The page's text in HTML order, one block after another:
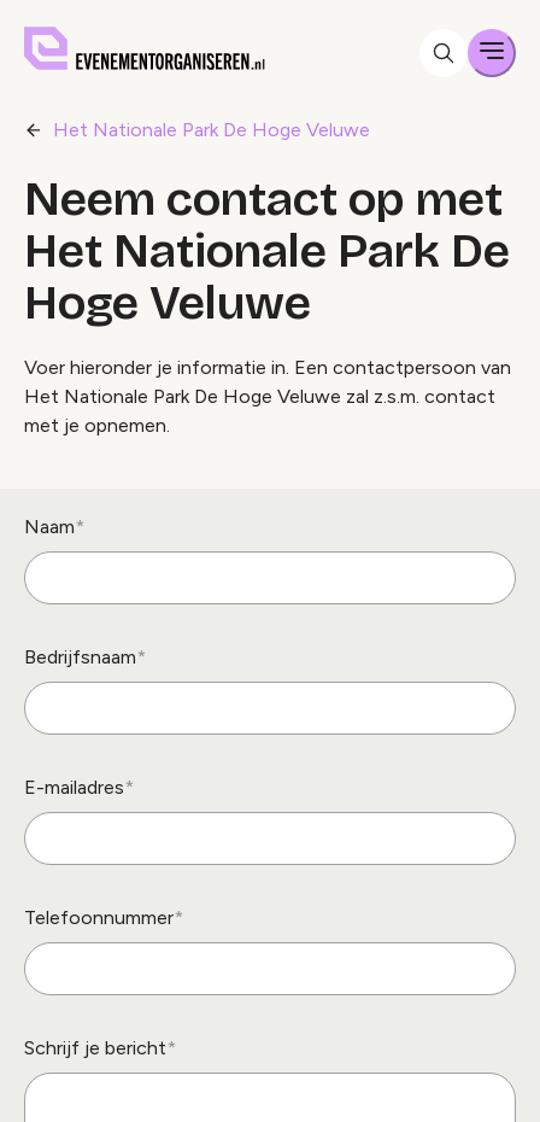
Het Nationale Park De Hoge Veluwe
Neem contact op met
Het Nationale Park De
Hoge Veluwe
Voer hieronder je informatie in. Een contactpersoon van
Het Nationale Park De Hoge Veluwe zal z.s.m. contact
met je opnemen.
Naam
Bedrijfsnaam
E-mailadres
Telefoonnummer
Schrijf je bericht